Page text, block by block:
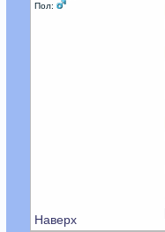
Пол:
Наверх